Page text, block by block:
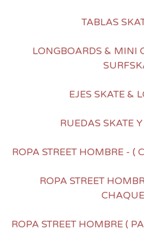
TABLAS
LONGBOARDS & MINI
EJES SKATE &
RUEDAS SKATE
ROPA STREET HOMBRE - (
ROPA STREET
ROPA STREET HOMBRE (